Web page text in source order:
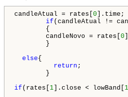
candleAtual = rates[ 0 ].time;
if (candleAtual !=
{
candleNovo = rates[ 0
}
else{
return ;
}
if (rates[ 1 ].close < lowBand[ 1